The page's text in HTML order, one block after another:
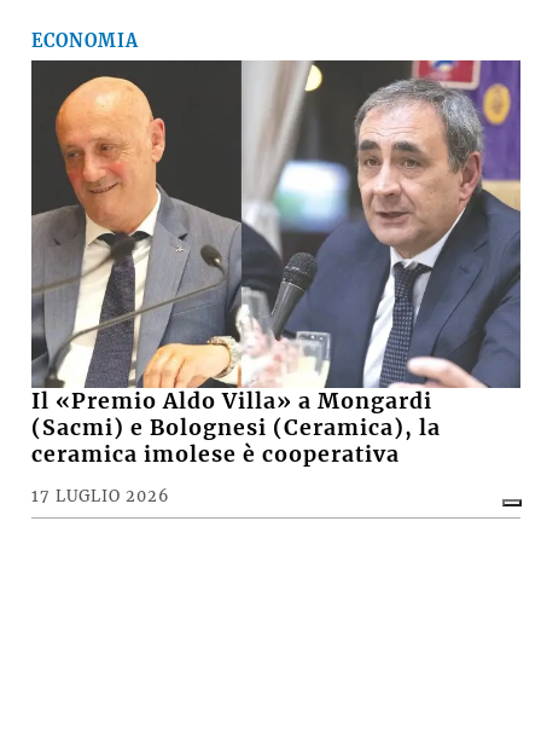
ECONOMIA
Il «Premio Aldo Villa» a Mongardi
(Sacmi) e Bolognesi (Ceramica), la
ceramica imolese è cooperativa
17 LUGLIO 2026